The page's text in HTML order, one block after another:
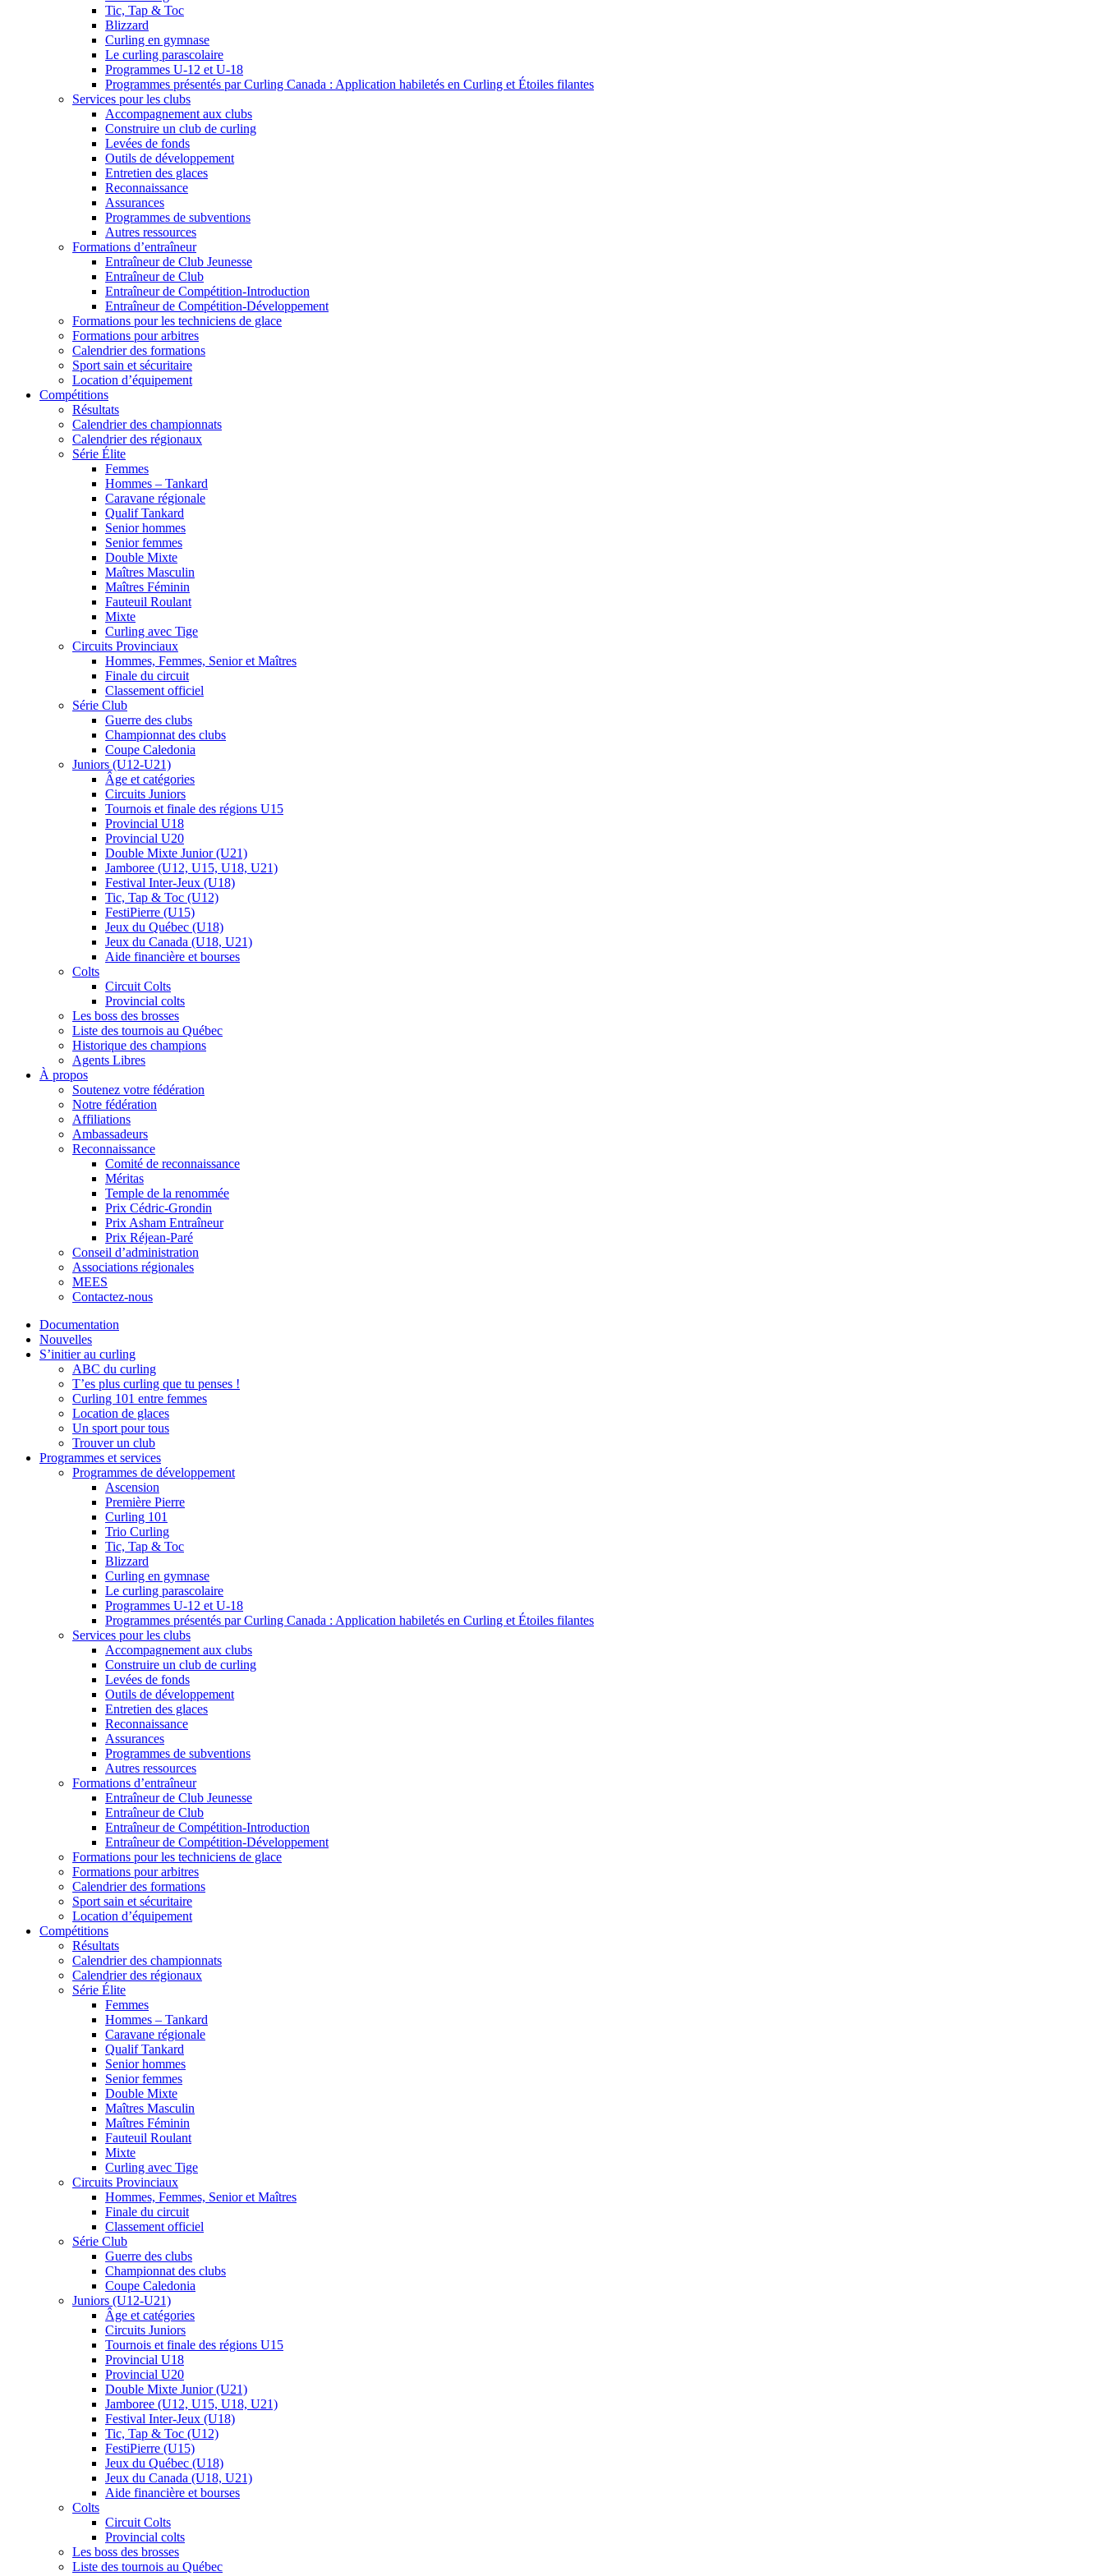
Tic, Tap & Toc
Blizzard
Curling en gymnase
Le curling parascolaire
Programmes U-12 et U-18
Programmes présentés par Curling Canada : Application habiletés en Curling et Étoiles filantes
Services pour les clubs
Accompagnement aux clubs
Construire un club de curling
Levées de fonds
Outils de développement
Entretien des glaces
Reconnaissance
Assurances
Programmes de subventions
Autres ressources
Formations d’entraîneur
Entraîneur de Club Jeunesse
Entraîneur de Club
Entraîneur de Compétition-Introduction
Entraîneur de Compétition-Développement
Formations pour les techniciens de glace
Formations pour arbitres
Calendrier des formations
Sport sain et sécuritaire
Location d’équipement
Compétitions
Résultats
Calendrier des championnats
Calendrier des régionaux
Série Élite
Femmes
Hommes – Tankard
Caravane régionale
Qualif Tankard
Senior hommes
Senior femmes
Double Mixte
Maîtres Masculin
Maîtres Féminin
Fauteuil Roulant
Mixte
Curling avec Tige
Circuits Provinciaux
Hommes, Femmes, Senior et Maîtres
Finale du circuit
Classement officiel
Série Club
Guerre des clubs
Championnat des clubs
Coupe Caledonia
Juniors (U12-U21)
Âge et catégories
Circuits Juniors
Tournois et finale des régions U15
Provincial U18
Provincial U20
Double Mixte Junior (U21)
Jamboree (U12, U15, U18, U21)
Festival Inter-Jeux (U18)
Tic, Tap & Toc (U12)
FestiPierre (U15)
Jeux du Québec (U18)
Jeux du Canada (U18, U21)
Aide financière et bourses
Colts
Circuit Colts
Provincial colts
Les boss des brosses
Liste des tournois au Québec
Historique des champions
Agents Libres
À propos
Soutenez votre fédération
Notre fédération
Affiliations
Ambassadeurs
Reconnaissance
Comité de reconnaissance
Méritas
Temple de la renommée
Prix Cédric-Grondin
Prix Asham Entraîneur
Prix Réjean-Paré
Conseil d’administration
Associations régionales
MEES
Contactez-nous
Documentation
Nouvelles
S’initier au curling
ABC du curling
T’es plus curling que tu penses !
Curling 101 entre femmes
Location de glaces
Un sport pour tous
Trouver un club
Programmes et services
Programmes de développement
Ascension
Première Pierre
Curling 101
Trio Curling
Tic, Tap & Toc
Blizzard
Curling en gymnase
Le curling parascolaire
Programmes U-12 et U-18
Programmes présentés par Curling Canada : Application habiletés en Curling et Étoiles filantes
Services pour les clubs
Accompagnement aux clubs
Construire un club de curling
Levées de fonds
Outils de développement
Entretien des glaces
Reconnaissance
Assurances
Programmes de subventions
Autres ressources
Formations d’entraîneur
Entraîneur de Club Jeunesse
Entraîneur de Club
Entraîneur de Compétition-Introduction
Entraîneur de Compétition-Développement
Formations pour les techniciens de glace
Formations pour arbitres
Calendrier des formations
Sport sain et sécuritaire
Location d’équipement
Compétitions
Résultats
Calendrier des championnats
Calendrier des régionaux
Série Élite
Femmes
Hommes – Tankard
Caravane régionale
Qualif Tankard
Senior hommes
Senior femmes
Double Mixte
Maîtres Masculin
Maîtres Féminin
Fauteuil Roulant
Mixte
Curling avec Tige
Circuits Provinciaux
Hommes, Femmes, Senior et Maîtres
Finale du circuit
Classement officiel
Série Club
Guerre des clubs
Championnat des clubs
Coupe Caledonia
Juniors (U12-U21)
Âge et catégories
Circuits Juniors
Tournois et finale des régions U15
Provincial U18
Provincial U20
Double Mixte Junior (U21)
Jamboree (U12, U15, U18, U21)
Festival Inter-Jeux (U18)
Tic, Tap & Toc (U12)
FestiPierre (U15)
Jeux du Québec (U18)
Jeux du Canada (U18, U21)
Aide financière et bourses
Colts
Circuit Colts
Provincial colts
Les boss des brosses
Liste des tournois au Québec